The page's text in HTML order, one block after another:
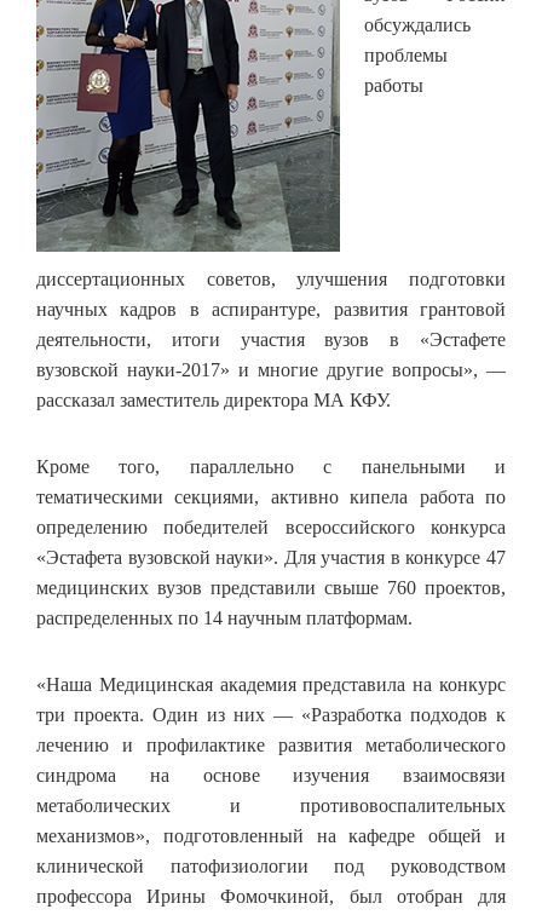
обсуждались
проблемы
работы
диссертационных советов, улучшения подготовки
научных кадров в аспирантуре, развития грантовой
деятельности, итоги участия вузов в «Эстафете
вузовской науки-2017» и многие другие вопросы», —
рассказал заместитель директора МА КФУ.
Кроме того, параллельно с панельными и
тематическими секциями, активно кипела работа по
определению победителей всероссийского конкурса
«Эстафета вузовской науки». Для участия в конкурсе 47
медицинских вузов представили свыше 760 проектов,
распределенных по 14 научным платформам.
«Наша Медицинская академия представила на конкурс
три проекта. Один из них — «Разработка подходов к
лечению и профилактике развития метаболического
синдрома на основе изучения взаимосвязи
метаболических и противовоспалительных
механизмов», подготовленный на кафедре общей и
клинической патофизиологии под руководством
профессора Ирины Фомочкиной, был отобран для